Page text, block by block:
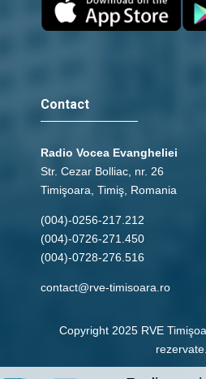
Contact
Radio Vocea Evangheliei
Str. Cezar Bolliac, nr. 26
Timişoara, Timiş, Romania
(004)-0256-217.212
(004)-0726-271.450
(004)-0728-276.516
contact@rve-timisoara.ro
Copyright 2025 RVE
rezervate.